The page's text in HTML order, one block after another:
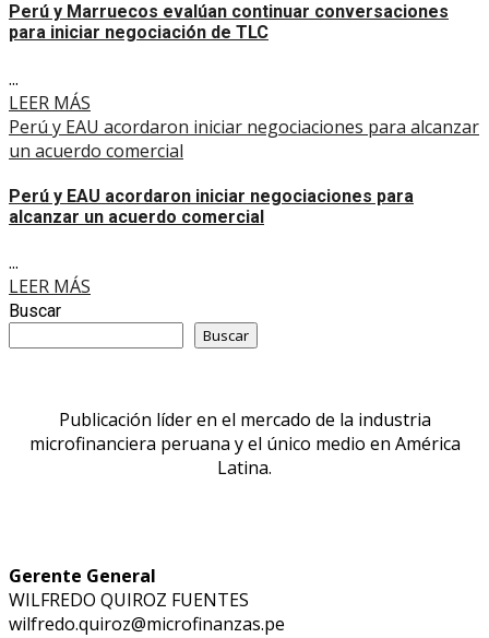
Perú y Marruecos evalúan continuar conversaciones
para iniciar negociación de TLC
...
LEER MÁS
Perú y EAU acordaron iniciar negociaciones para alcanzar
un acuerdo comercial
Perú y EAU acordaron iniciar negociaciones para
alcanzar un acuerdo comercial
...
LEER MÁS
Buscar
Buscar
Publicación líder en el mercado de la industria
microfinanciera peruana y el único medio en América
Latina.
Gerente General
WILFREDO QUIROZ FUENTES
wilfredo.quiroz@microfinanzas.pe